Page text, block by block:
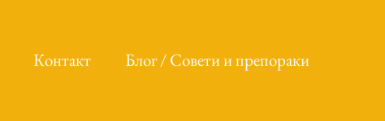
Контакт Блог / Совети и препораки